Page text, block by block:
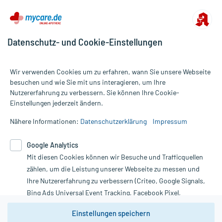
Alle Preise gelten inkl. MwSt., ggf. zzgl. Versandkosten
Informationen auf dieser Website werden ausschließlich für
die Untersuchung und Behandlung durch einen Arzt. Bitte
Therapien eingeleitet werden können. | Diese Webseite benutzt
Google Analytics. Lesen Sie bitte dazu die wichtigen Hinweise in
unserer Datenschutzerklärung. Für den Widerruf einer Bestellung
nutzen Sie das Formular:
Vertrag widerrufen
Datenschutz- und Cookie-Einstellungen
Wir verwenden Cookies um zu erfahren, wann Sie unsere Webseite
besuchen und wie Sie mit uns interagieren, um Ihre
Nutzererfahrung zu verbessern. Sie können Ihre Cookie-
Einstellungen jederzeit ändern.
Nähere Informationen: Datenschutzerklärung Impressum
Google Analytics
Mit diesen Cookies können wir Besuche und Trafficquellen
zählen, um die Leistung unserer Webseite zu messen und
Ihre Nutzererfahrung zu verbessern (Criteo, Google Signals,
Bing Ads Universal Event Tracking, Facebook Pixel,
Youtube-Social Plugin).
Einstellungen speichern